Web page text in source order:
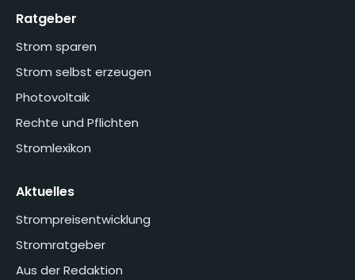
Ratgeber
Strom sparen
Strom selbst erzeugen
Photovoltaik
Rechte und Pflichten
Stromlexikon
Aktuelles
Strompreisentwicklung
Stromratgeber
Aus der Redaktion